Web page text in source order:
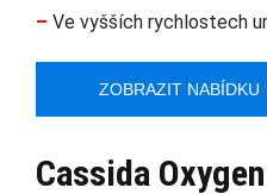
– Ve vyšších rychlostech
ZOBRAZIT NABÍDKU
Cassida